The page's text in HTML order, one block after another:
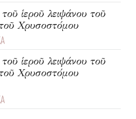
ἱεροῦ λειψάνου τοῦ
Χρυσοστόμου
ἱεροῦ λειψάνου τοῦ
Χρυσοστόμου